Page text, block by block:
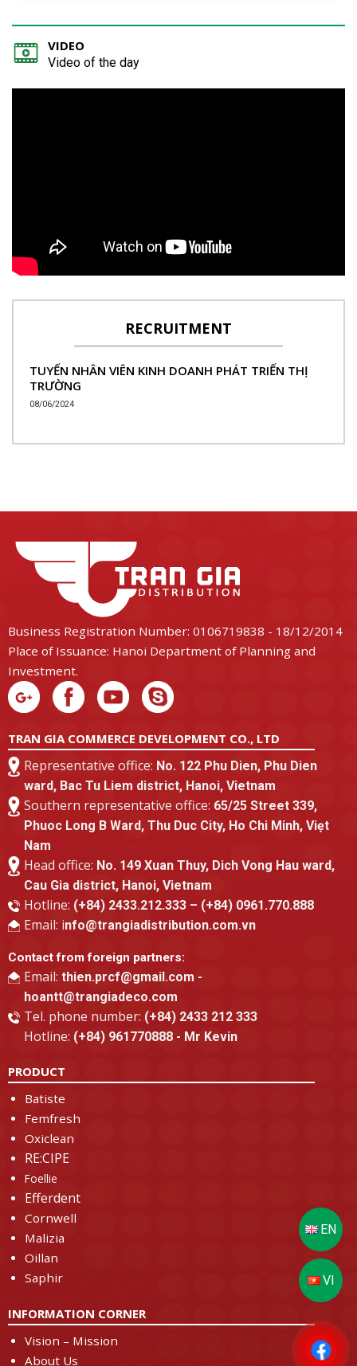
VIDEO
Video of the day
RECRUITMENT
TUYỂN NHÂN VIÊN KINH DOANH PHÁT TRIỂN THỊ
TRƯỜNG
08/06/2024
Business Registration Number: 0106719838 - 18/12/2014
Place of Issuance: Hanoi Department of Planning and
Investment.
TRAN GIA COMMERCE DEVELOPMENT CO., LTD
Representative office: No. 122 Phu Dien, Phu Dien
ward, Bac Tu Liem district, Hanoi, Vietnam
Southern representative office: 65/25 Street 339,
Phuoc Long B Ward, Thu Duc City, Ho Chi Minh, Viẹt
Nam
Head office: No. 149 Xuan Thuy, Dich Vong Hau ward,
Cau Gia district, Hanoi, Vietnam
Hotline: (+84) 2433.212.333 – (+84) 0961.770.888
Email: info@trangiadistribution.com.vn
Contact from foreign partners:
Email: thien.prcf@gmail.com -
hoantt@trangiadeco.com
Tel. phone number: (+84) 2433 212 333
Hotline: (+84) 961770888 - Mr Kevin
PRODUCT
Batiste
Femfresh
Oxiclean
RE:CIPE
Foellie
Efferdent
Cornwell
Malizia
Oillan
Saphir
INFORMATION CORNER
Vision – Mission
About Us